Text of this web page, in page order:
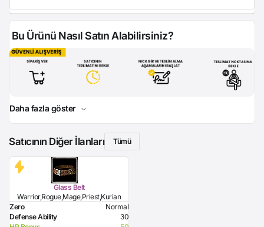
Bu Ürünü Nasıl Satın Alabilirsiniz?
Daha fazla göster
Satıcının Diğer İlanları Tümü
Glass Belt
Warrior,Rogue,Mage,Priest,Kurian
Zero
Normal
Defense Ability
30